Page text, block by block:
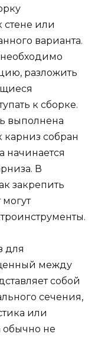
стене или
варианта.
разложить
к сборке.
выполнена
карниз собран
начинается
В
закрепить
для
между
собой
сечения,
или
обычно не